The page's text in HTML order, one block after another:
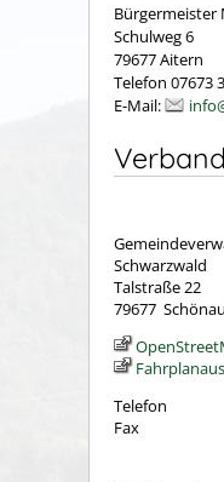
Bürgermeister
Schulweg 6
79677 Aitern
Telefon 07673
E-Mail:
Schwarzwald
Talstraße 22
79677
Telefon
Fax